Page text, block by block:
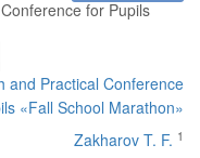
and Practical Conference
«Fall School Marathon»
Zakharov T. F. 1